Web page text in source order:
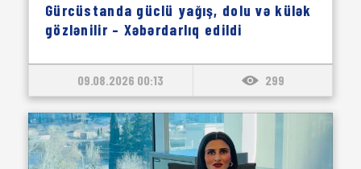
Gürcüstanda güclü yağış, dolu və külək
gözlənilir – Xəbərdarlıq edildi
09.08.2026 00:13 299